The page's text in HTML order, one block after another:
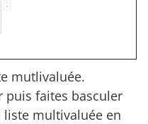
mutlivaluée.
puis faites basculer
multivaluée en